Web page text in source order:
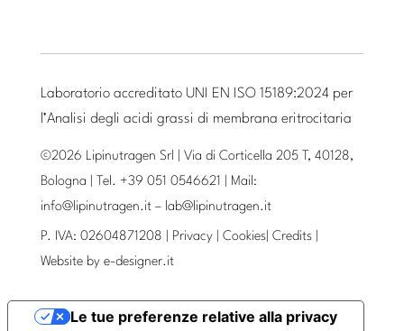
Laboratorio accreditato UNI EN ISO 15189:2024 per
l’Analisi degli acidi grassi di membrana eritrocitaria
©2026 Lipinutragen Srl | Via di Corticella 205 T, 40128,
Bologna | Tel. +39 051 0546621 | Mail:
info@lipinutragen.it– lab@lipinutragen.it
P. IVA: 02604871208 | Privacy| Cookies| Credits|
Website by e-designer.it
Le tue preferenze relative alla privacy